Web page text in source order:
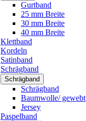
Gurtband
25 mm Breite
30 mm Breite
40 mm Breite
Klettband
Kordeln
Satinband
Schrägband
Schrägband
Schrägband
Baumwolle/ gewebt
Jersey
Paspelband